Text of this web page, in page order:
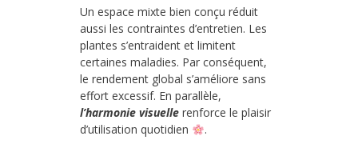
Un espace mixte bien conçu réduit
aussi les contraintes d’entretien. Les
plantes s’entraident et limitent
certaines maladies. Par conséquent,
le rendement global s’améliore sans
effort excessif. En parallèle,
l’harmonie visuelle renforce le plaisir
d’utilisation quotidien
.